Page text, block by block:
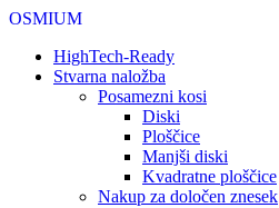
OSMIUM
HighTech-Ready
Stvarna naložba
Posamezni kosi
Diski
Ploščice
Manjši diski
Kvadratne ploščice
Nakup za določen znesek